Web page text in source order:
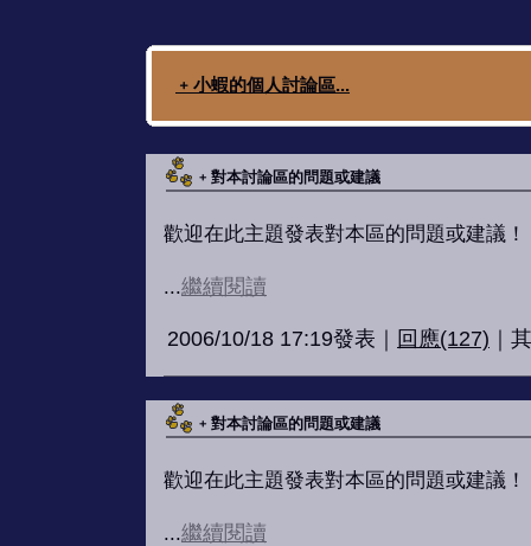
﹢小蝦的個人討論區...
﹢對本討論區的問題或建議
歡迎在此主題發表對本區的問題或建議！
...繼續閱讀
2006/10/18 17:19發表｜ 回應(127) ｜
﹢對本討論區的問題或建議
歡迎在此主題發表對本區的問題或建議！
...繼續閱讀